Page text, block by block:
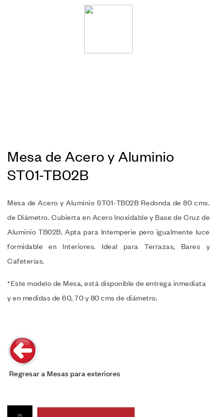
Mesa de Acero y Aluminio
ST01-TB02B
Mesa de Acero y Aluminio ST01-TB02B Redonda de 80 cms.
de Diámetro. Cubierta en Acero Inoxidable y Base de Cruz de
Aluminio TB02B. Apta para Intemperie pero igualmente luce
formidable en Interiores. Ideal para Terrazas, Bares y
Cafeterías.
*Este modelo de Mesa, está disponible de entrega inmediata
y en medidas de 60, 70 y 80 cms de diámetro.
Regresar a Mesas para exteriores